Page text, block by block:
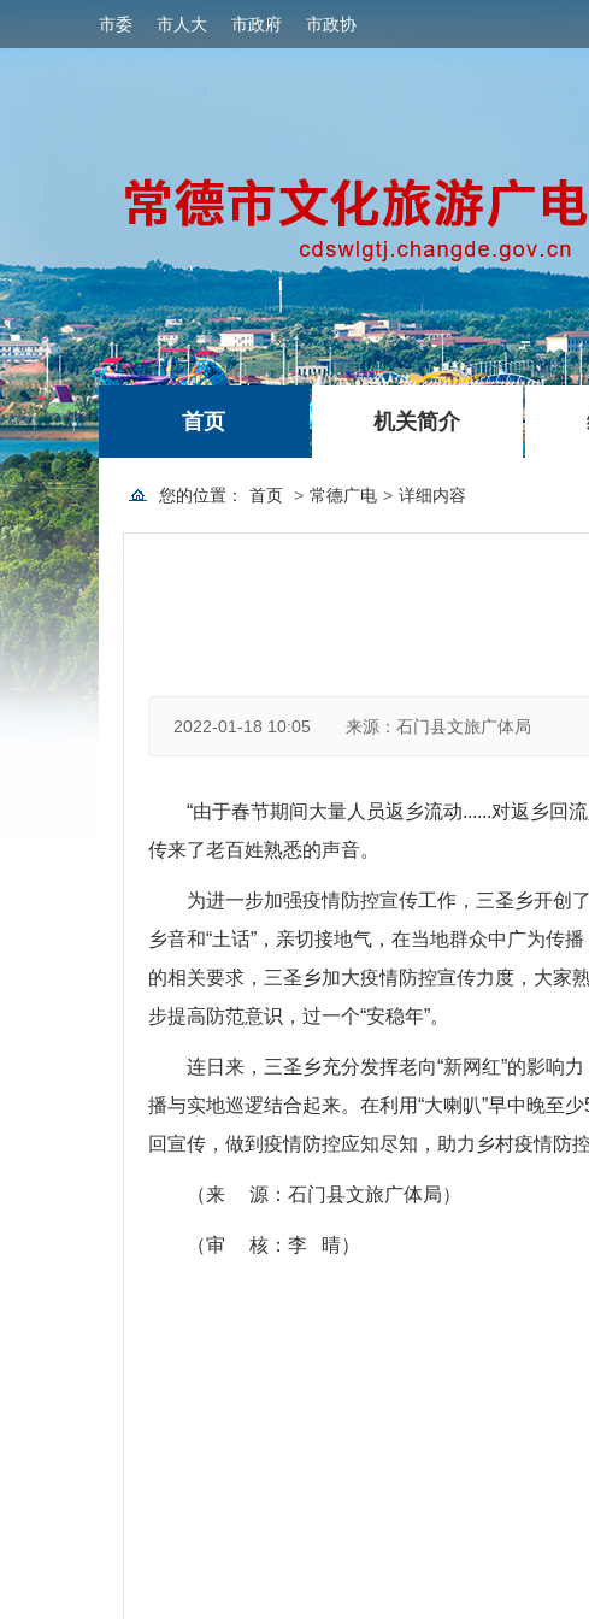
市委 市人大 市政府 市政协
首页
|
机关简介
|
您的位置： 首页 > 常德广电 > 详细内容
2022-01-18 10:05 来源：石门县文旅广体局
“由于春节期间大量人员返乡流动......对返乡回
传来了老百姓熟悉的声音。
为进一步加强疫情防控宣传工作，三圣乡开创
乡音和“土话”，亲切接地气，在当地群众中广为传
的相关要求，三圣乡加大疫情防控宣传力度，大家
步提高防范意识，过一个“安稳年”。
连日来，三圣乡充分发挥老向“新网红”的影响
播与实地巡逻结合起来。在利用“大喇叭”早中晚至
回宣传，做到疫情防控应知尽知，助力乡村疫情防控
（来 源：石门县文旅广体局）
（审 核：李 晴）